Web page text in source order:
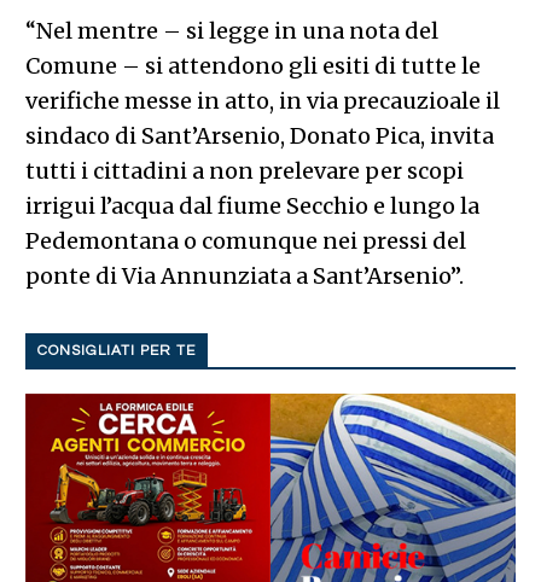
“Nel mentre – si legge in una nota del
Comune – si attendono gli esiti di tutte le
verifiche messe in atto, in via precauzioale il
sindaco di Sant’Arsenio, Donato Pica, invita
tutti i cittadini a non prelevare per scopi
irrigui l’acqua dal fiume Secchio e lungo la
Pedemontana o comunque nei pressi del
ponte di Via Annunziata a Sant’Arsenio”.
CONSIGLIATI PER TE